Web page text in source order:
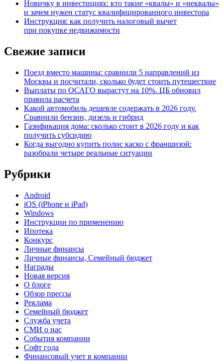
Новичку в инвестициях: кто такие «квалы» и «неквалы»
и зачем нужен статус квалифицированного инвестора
Инструкция: как получить налоговый вычет
при покупке недвижимости
Свежие записи
Поезд вместо машины: сравнили 5 направлений из
Москвы и посчитали, сколько будет стоить путешествие
Выплаты по ОСАГО вырастут на 10%. ЦБ обновил
правила расчета
Какой автомобиль дешевле содержать в 2026 году.
Сравнили бензин, дизель и гибрид
Газификация дома: сколько стоит в 2026 году и как
получить субсидию
Когда выгодно купить полис каско с франшизой:
разобрали четыре реальные ситуации
Рубрики
Android
iOS (iPhone и iPad)
Windows
Инструкции по применению
Ипотека
Конкурс
Личные финансы
Личные финансы, Семейный бюджет
Награды
Новая версия
О блоге
Обзор прессы
Реклама
Семейный бюджет
Служба учета
СМИ о нас
События компании
Софт года
Финансовый учет в компании